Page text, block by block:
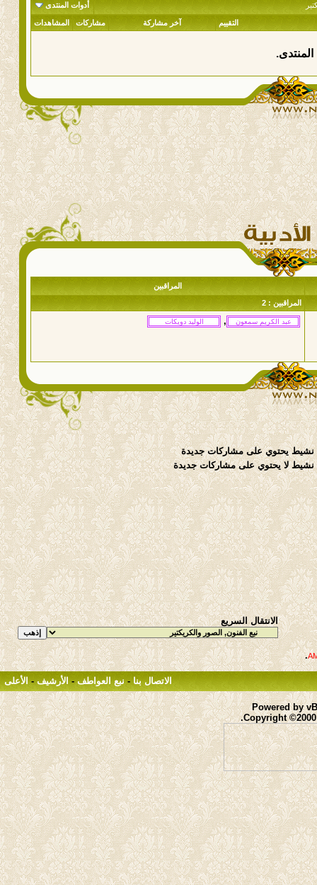
أدوات المنتدى
التقييم آخر مشاركة مشاركات المشاهدات
المراقبين
المراقبين : 2
,
يحتوي على مشاركات جديدة
لا يحتوي على مشاركات جديدة
الانتقال السريع
.
الاتصال بنا - نبع العواطف - الأرشيف - الأعلى
Powered by
Copyright